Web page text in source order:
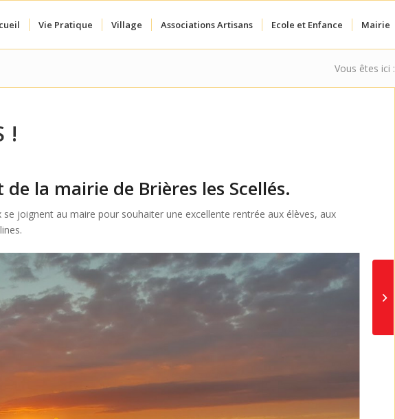
Vie Pratique Village Associations Artisans Ecole et Enfance Mairie
Vous êtes ici :
!
la mairie de Brières les Scellés.
joignent au maire pour souhaiter une excellente rentrée aux élèves, aux